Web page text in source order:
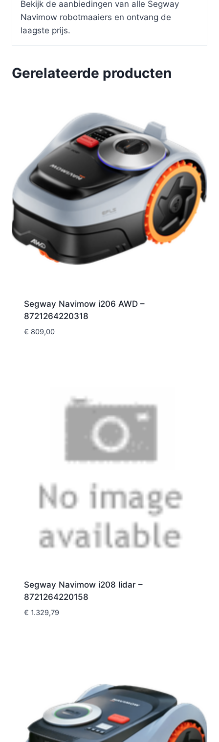
Bekijk de aanbiedingen van alle Segway
Navimow robotmaaiers en ontvang de
laagste prijs.
Gerelateerde producten
Segway Navimow i206 AWD –
8721264220318
€ 809,00
Segway Navimow i208 lidar –
8721264220158
€ 1.329,79